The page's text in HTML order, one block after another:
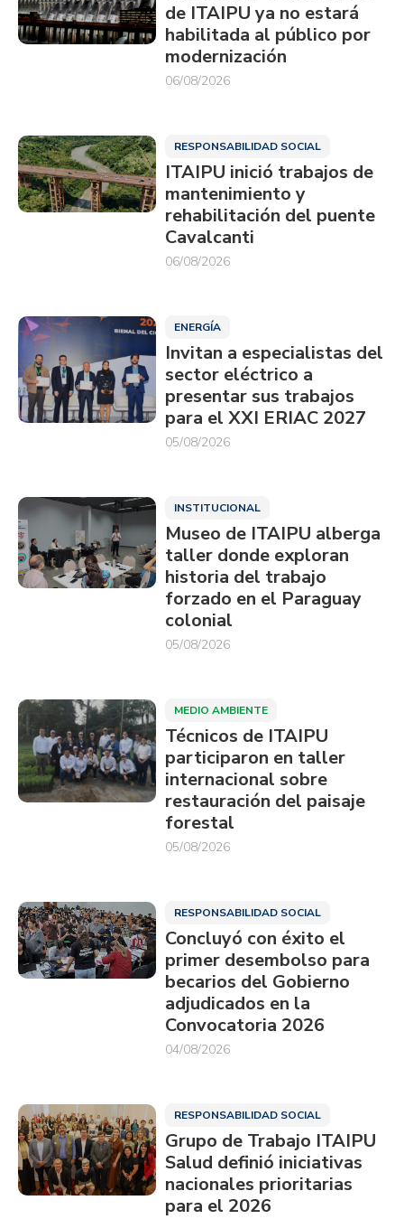
de ITAIPU ya no estará
habilitada al público por
modernización
06/08/2026
RESPONSABILIDAD SOCIAL
ITAIPU inició trabajos de
mantenimiento y
rehabilitación del puente
Cavalcanti
06/08/2026
ENERGÍA
Invitan a especialistas del
sector eléctrico a
presentar sus trabajos
para el XXI ERIAC 2027
05/08/2026
INSTITUCIONAL
Museo de ITAIPU alberga
taller donde exploran
historia del trabajo
forzado en el Paraguay
colonial
05/08/2026
MEDIO AMBIENTE
Técnicos de ITAIPU
participaron en taller
internacional sobre
restauración del paisaje
forestal
05/08/2026
RESPONSABILIDAD SOCIAL
Concluyó con éxito el
primer desembolso para
becarios del Gobierno
adjudicados en la
Convocatoria 2026
04/08/2026
RESPONSABILIDAD SOCIAL
Grupo de Trabajo ITAIPU
Salud definió iniciativas
nacionales prioritarias
para el 2026